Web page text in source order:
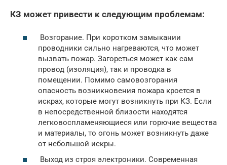
КЗ может привести к следующим проблемам:
Возгорание. При коротком замыкании
проводники сильно нагреваются, что может
вызвать пожар. Загореться может как сам
провод (изоляция), так и проводка в
помещении. Помимо самовозгорания
опасность возникновения пожара кроется в
искрах, которые могут возникнуть при КЗ. Если
в непосредственной близости находятся
легковоспламеняющиеся или горючие вещества
и материалы, то огонь может возникнуть даже
от небольшой искры.
Выход из строя электроники. Современная